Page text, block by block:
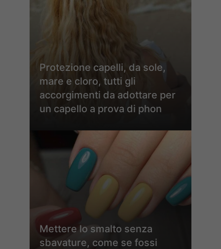
Protezione capelli, da sole,
mare e cloro, tutti gli
accorgimenti da adottare per
un capello a prova di phon
Mettere lo smalto senza
sbavature, come se fossi